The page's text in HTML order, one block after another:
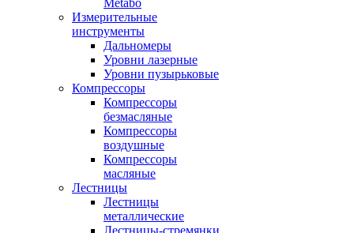
Metabo
Измерительные
инструменты
Дальномеры
Уровни лазерные
Уровни пузырьковые
Компрессоры
Компрессоры
безмасляные
Компрессоры
воздушные
Компрессоры
масляные
Лестницы
Лестницы
металлические
Лестницы-стремянки